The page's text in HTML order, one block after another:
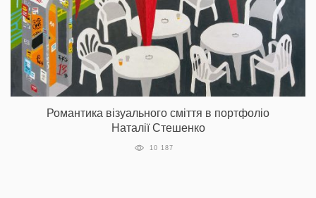
Романтика візуального сміття в портфоліо
Наталії Стешенко
10 187